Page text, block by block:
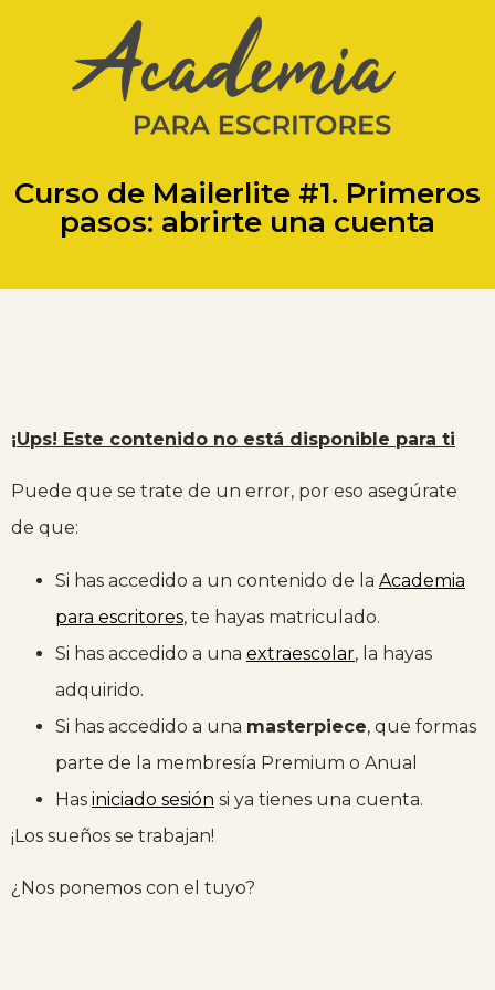
Curso de Mailerlite #1. Primeros
pasos: abrirte una cuenta
¡Ups! Este contenido no está disponible para ti
Puede que se trate de un error, por eso asegúrate
de que:
Si has accedido a un contenido de la Academia
para escritores, te hayas matriculado.
Si has accedido a una extraescolar, la hayas
adquirido.
Si has accedido a una masterpiece, que formas
parte de la membresía Premium o Anual
Has iniciado sesión si ya tienes una cuenta.
¡Los sueños se trabajan!
¿Nos ponemos con el tuyo?